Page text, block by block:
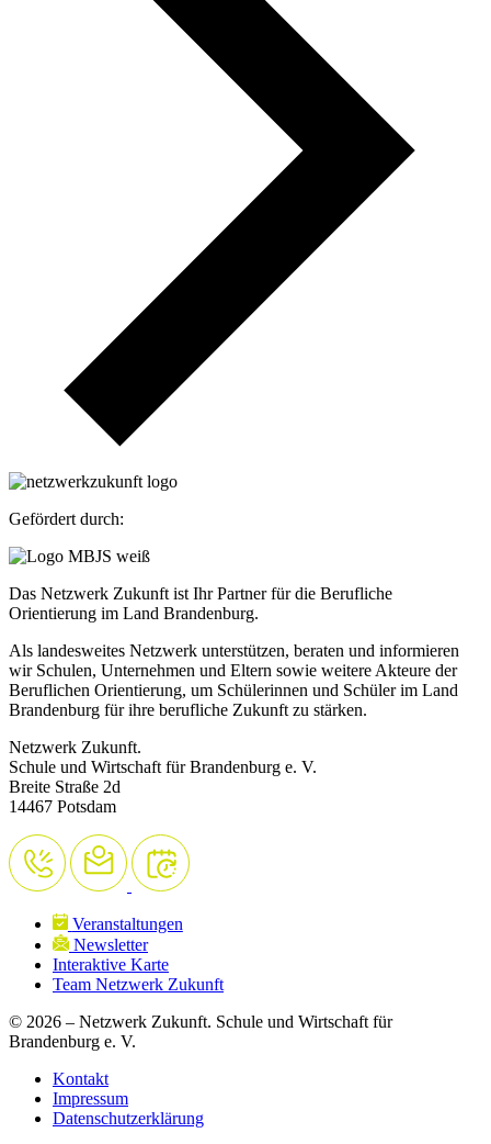
Gefördert durch:
Das Netzwerk Zukunft ist Ihr Partner für die Berufliche
Orientierung im Land Brandenburg.
Als landesweites Netzwerk unterstützen, beraten und informieren
wir Schulen, Unternehmen und Eltern sowie weitere Akteure der
Beruflichen Orientierung, um Schülerinnen und Schüler im Land
Brandenburg für ihre berufliche Zukunft zu stärken.
Netzwerk Zukunft.
Schule und Wirtschaft für Brandenburg e. V.
Breite Straße 2d
14467 Potsdam
Veranstaltungen
Newsletter
Interaktive Karte
Team Netzwerk Zukunft
© 2026 – Netzwerk Zukunft. Schule und Wirtschaft für
Brandenburg e. V.
Kontakt
Impressum
Datenschutzerklärung